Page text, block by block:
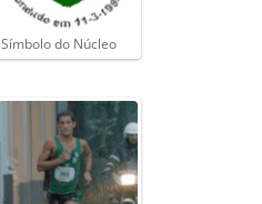
Símbolo do Núcleo